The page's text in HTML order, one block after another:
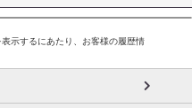
完了後、
れない場合もございます。予
示するにあたり、お客様の履歴情